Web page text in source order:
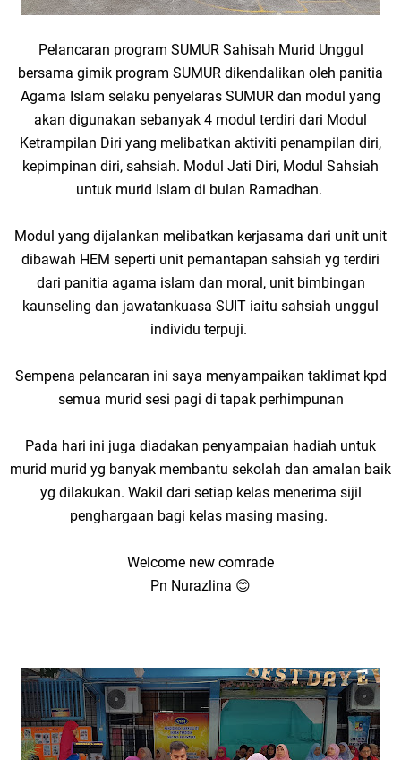
Pelancaran program SUMUR Sahisah Murid Unggul
bersama gimik program SUMUR dikendalikan oleh panitia
Agama Islam selaku penyelaras SUMUR dan modul yang
akan digunakan sebanyak 4 modul terdiri dari Modul
Ketrampilan Diri yang melibatkan aktiviti penampilan diri,
kepimpinan diri, sahsiah. Modul Jati Diri, Modul Sahsiah
untuk murid Islam di bulan Ramadhan.
Modul yang dijalankan melibatkan kerjasama dari unit unit
dibawah HEM seperti unit pemantapan sahsiah yg terdiri
dari panitia agama islam dan moral, unit bimbingan
kaunseling dan jawatankuasa SUIT iaitu sahsiah unggul
individu terpuji.
Sempena pelancaran ini saya menyampaikan taklimat kpd
semua murid sesi pagi di tapak perhimpunan
Pada hari ini juga diadakan penyampaian hadiah untuk
murid murid yg banyak membantu sekolah dan amalan baik
yg dilakukan. Wakil dari setiap kelas menerima sijil
penghargaan bagi kelas masing masing.
Welcome new comrade
Pn Nurazlina 😊